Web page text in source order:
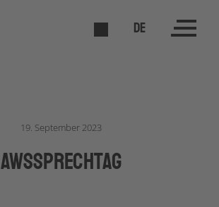
DE
19. September 2023
awsSPRECHTAG